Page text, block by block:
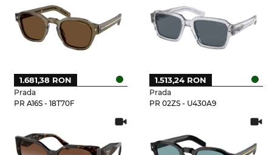
Prada
PR A16S - 18T70F
1.681,38 RON
Prada
PR 02ZS - U430A9
1.513,24 RON